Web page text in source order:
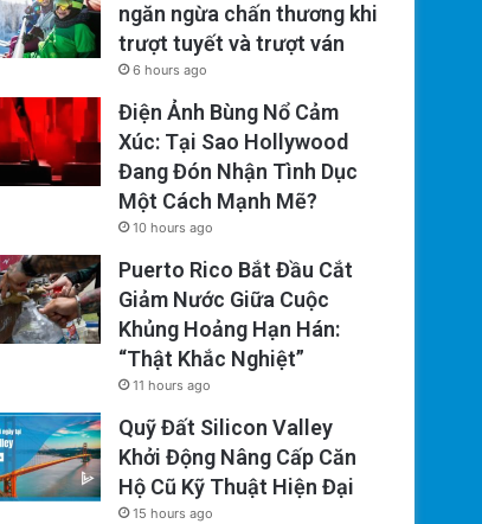
ngăn ngừa chấn thương khi
trượt tuyết và trượt ván
6 hours ago
Điện Ảnh Bùng Nổ Cảm
Xúc: Tại Sao Hollywood
Đang Đón Nhận Tình Dục
Một Cách Mạnh Mẽ?
10 hours ago
Puerto Rico Bắt Đầu Cắt
Giảm Nước Giữa Cuộc
Khủng Hoảng Hạn Hán:
“Thật Khắc Nghiệt”
11 hours ago
Quỹ Đất Silicon Valley
Khởi Động Nâng Cấp Căn
Hộ Cũ Kỹ Thuật Hiện Đại
15 hours ago